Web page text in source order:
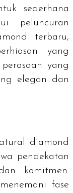
sederhana
peluncuran
terbaru,
yang
yang
elegan dan
diamond
pendekatan
komitmen.
fase